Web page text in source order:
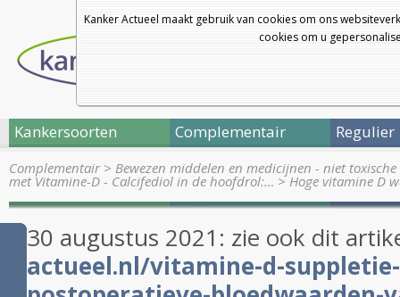
Kanker Actueel maakt gebruik van cookies om ons
cookies om u
Kankersoorten Complementair Regulier
Complementair> Bewezen middelen en medicijnen - niet
met Vitamine-D - Calcifediol in de hoofdrol:… >Hoge vitamine D
30 augustus 2021: zie ook dit
actueel.nl/vitamine-d-